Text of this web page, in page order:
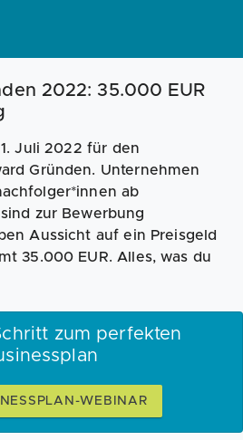
2022: 35.000 EUR
Juli 2022 für den
Gründen. Unternehmen
ab
zur Bewerbung
Aussicht auf ein Preisgeld
35.000 EUR. Alles, was du
zum perfekten
WEBINAR